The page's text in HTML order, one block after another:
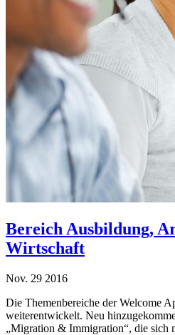
Bereich Ausbildung,
Wirtschaft
Nov. 29 2016
Die Themenbereiche der Welcome
weiterentwickelt. Neu
„Migration & Immigration“, die sich